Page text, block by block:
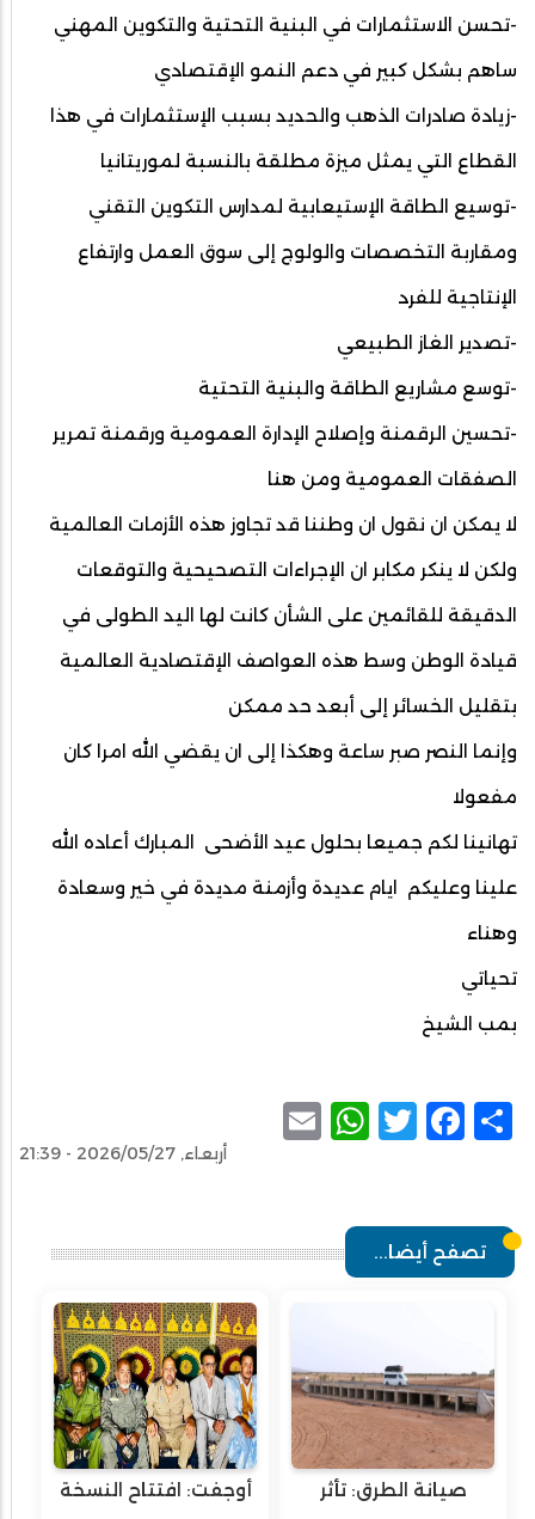
-تحسن الاستثمارات في البنية التحتية والتكوين المهني
ساهم بشكل كبير في دعم النمو الإقتصادي
-زيادة صادرات الذهب والحديد بسبب الإستثمارات في هذا
القطاع التي يمثل ميزة مطلقة بالنسبة لموريتانيا
-توسيع الطاقة الإستيعابية لمدارس التكوين التقني
ومقاربة التخصصات والولوج إلى سوق العمل وارتفاع
الإنتاجية للفرد
-تصدير الغاز الطبيعي
-توسع مشاريع الطاقة والبنية التحتية
-تحسين الرقمنة وإصلاح الإدارة العمومية ورقمنة تمرير
الصفقات العمومية ومن هنا
لا يمكن ان نقول ان وطننا قد تجاوز هذه الأزمات العالمية
ولكن لا ينكر مكابر ان الإجراءات التصحيحية والتوقعات
الدقيقة للقائمين على الشأن كانت لها اليد الطولى في
قيادة الوطن وسط هذه العواصف الإقتصادية العالمية
بتقليل الخسائر إلى أبعد حد ممكن
وإنما النصر صبر ساعة وهكذا إلى ان يقضي الله امرا كان
مفعولا
تهانينا لكم جميعا بحلول عيد الأضحى المبارك أعاده الله
علينا وعليكم ايام عديدة وأزمنة مديدة في خير وسعادة
وهناء
تحياتي
بمب الشيخ
Share
Facebook
Twitter
WhatsApp
أربعاء, 2026/05/27 - 21:39
تصفح أيضا...
صيانة الطرق: تأثر أوجفت: افتتاح النسخة